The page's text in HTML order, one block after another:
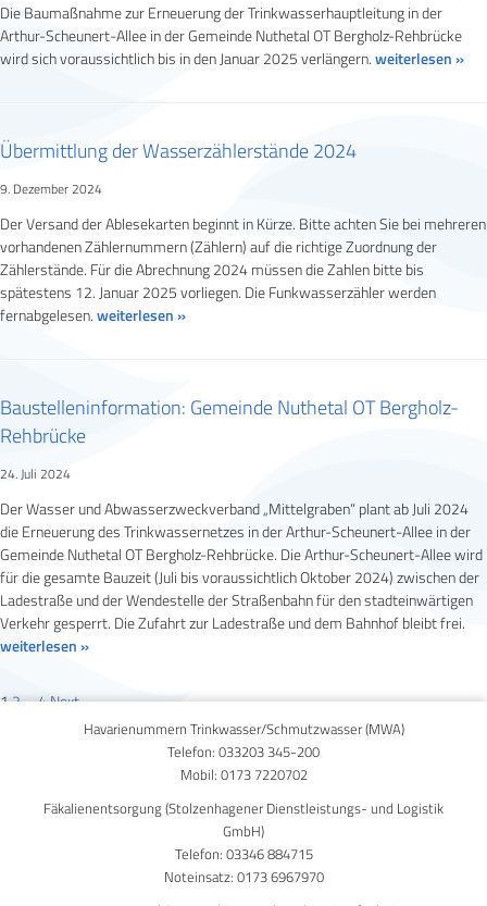
Die Baumaßnahme zur Erneuerung der Trinkwasserhauptleitung in der
Arthur-Scheunert-Allee in der Gemeinde Nuthetal OT Bergholz-Rehbrücke
wird sich voraussichtlich bis in den Januar 2025 verlängern.weiterlesen »
Übermittlung der Wasserzählerstände 2024
9. Dezember 2024
Der Versand der Ablesekarten beginnt in Kürze. Bitte achten Sie bei mehreren
vorhandenen Zählernummern (Zählern) auf die richtige Zuordnung der
Zählerstände. Für die Abrechnung 2024 müssen die Zahlen bitte bis
spätestens 12. Januar 2025 vorliegen. Die Funkwasserzähler werden
fernabgelesen.weiterlesen »
Baustelleninformation: Gemeinde Nuthetal OT Bergholz-
Rehbrücke
24. Juli 2024
Der Wasser und Abwasserzweckverband „Mittelgraben“ plant ab Juli 2024
die Erneuerung des Trinkwassernetzes in der Arthur-Scheunert-Allee in der
Gemeinde Nuthetal OT Bergholz-Rehbrücke. Die Arthur-Scheunert-Allee wird
für die gesamte Bauzeit (Juli bis voraussichtlich Oktober 2024) zwischen der
Ladestraße und der Wendestelle der Straßenbahn für den stadteinwärtigen
Verkehr gesperrt. Die Zufahrt zur Ladestraße und dem Bahnhof bleibt frei.
weiterlesen »
12…4Next→
Havarienummern Trinkwasser/Schmutzwasser (MWA)
Telefon: 033203 345-200
Mobil: 0173 7220702
Fäkalienentsorgung (Stolzenhagener Dienstleistungs- und Logistik
GmbH)
Telefon: 03346 884715
Noteinsatz: 0173 6967970